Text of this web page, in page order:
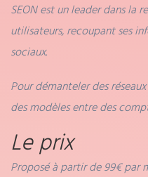
SEON est un leader dans la
utilisateurs, recoupant ses
sociaux.
Pour démanteler des
des modèles entre des
Le prix
Proposé à partir de 99€ par